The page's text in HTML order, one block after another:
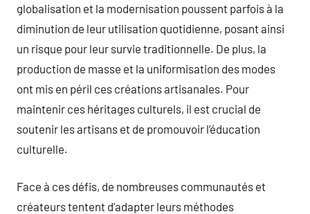
globalisation et la modernisation poussent parfois à la
diminution de leur utilisation quotidienne, posant ainsi
un risque pour leur survie traditionnelle. De plus, la
production de masse et la uniformisation des modes
ont mis en péril ces créations artisanales. Pour
maintenir ces héritages culturels, il est crucial de
soutenir les artisans et de promouvoir l’éducation
culturelle.
Face à ces défis, de nombreuses communautés et
créateurs tentent d’adapter leurs méthodes